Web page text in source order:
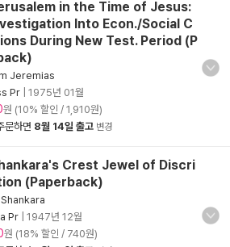
in the Time of Jesus:
Into Econ./Social C
During New Test. Period (P
Jeremias
Pr
1975년 01월
원 (10% 할인 / 1,910원)
문하면 8월 14일 출고 변경
Crest Jewel of Discri
(Paperback)
Pr
1947년 12월
원 (18% 할인 / 740원)